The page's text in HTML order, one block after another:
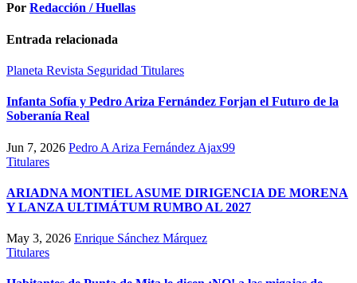
Por Redacción / Huellas
Entrada relacionada
Planeta Revista Seguridad Titulares
Infanta Sofía y Pedro Ariza Fernández Forjan el Futuro de la
Soberanía Real
Jun 7, 2026 Pedro A Ariza Fernández Ajax99
Titulares
ARIADNA MONTIEL ASUME DIRIGENCIA DE MORENA
Y LANZA ULTIMÁTUM RUMBO AL 2027
May 3, 2026 Enrique Sánchez Márquez
Titulares